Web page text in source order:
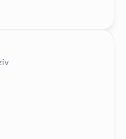
kiváló választás a pezsgő
a királyi méltóság, az